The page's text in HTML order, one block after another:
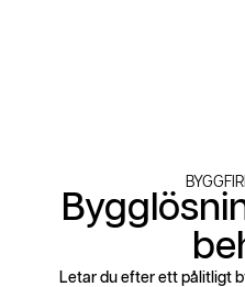
Letar du efter ett pålitligt